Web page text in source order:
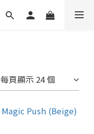
每頁顯示 24 個